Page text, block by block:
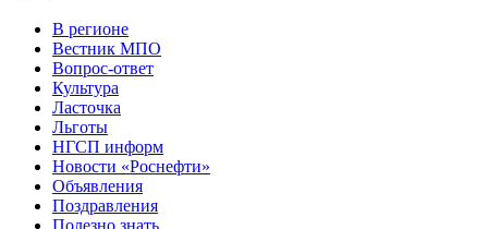
В регионе
Вестник МПО
Вопрос-ответ
Культура
Ласточка
Льготы
НГСП информ
Новости «Роснефти»
Объявления
Поздравления
Полезно знать